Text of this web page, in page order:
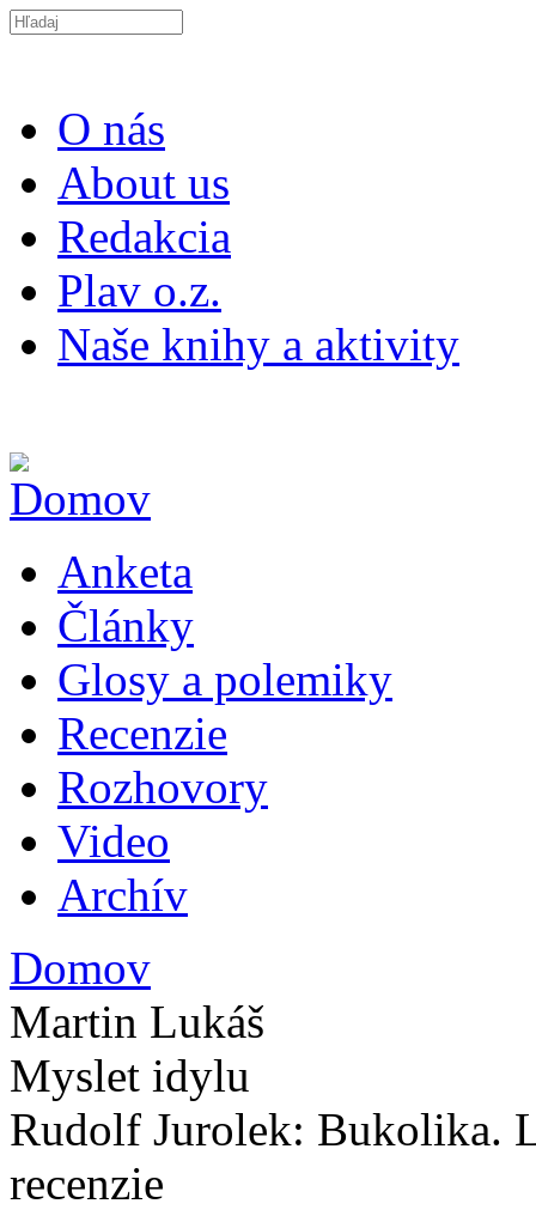
Skočiť na hlavný obsah
Search this site
O nás
About us
Redakcia
Plav o.z.
Naše knihy a aktivity
PlavAnketa
Články
Glosy a polemiky
Recenzie
Rozhovory
Video
Archív
Nachádzate sa tu
Domov
Martin Lukáš
Myslet idylu
Rudolf Jurolek: Bukolika.
recenzie